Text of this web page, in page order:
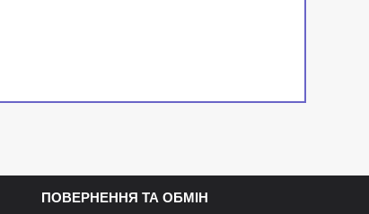
ПОВЕРНЕННЯ ТА ОБМІН